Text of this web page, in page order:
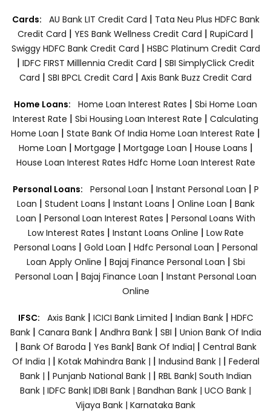
Cards: AU Bank LIT Credit Card | Tata Neu Plus HDFC Bank
Credit Card | YES Bank Wellness Credit Card | RupiCard |
Swiggy HDFC Bank Credit Card | HSBC Platinum Credit Card
| IDFC FIRST Milllennia Credit Card | SBI SimplyClick Credit
Card | SBI BPCL Credit Card | Axis Bank Buzz Credit Card
Home Loans: Home Loan Interest Rates | Sbi Home Loan
Interest Rate | Sbi Housing Loan Interest Rate | Calculating
Home Loan | State Bank Of India Home Loan Interest Rate |
Home Loan | Mortgage | Mortgage Loan | House Loans |
House Loan Interest Rates Hdfc Home Loan Interest Rate
Personal Loans: Personal Loan | Instant Personal Loan | P
Loan | Student Loans | Instant Loans | Online Loan | Bank
Loan | Personal Loan Interest Rates | Personal Loans With
Low Interest Rates | Instant Loans Online | Low Rate
Personal Loans | Gold Loan | Hdfc Personal Loan | Personal
Loan Apply Online | Bajaj Finance Personal Loan | Sbi
Personal Loan | Bajaj Finance Loan | Instant Personal Loan
Online
IFSC: Axis Bank | ICICI Bank Limited | Indian Bank | HDFC
Bank| Canara Bank | Andhra Bank| SBI | Union Bank Of India
| Bank Of Baroda | Yes Bank| Bank Of India| | Central Bank
Of India | | Kotak Mahindra Bank | | Indusind Bank | | Federal
Bank | | Punjanb National Bank | | RBL Bank| South Indian
Bank | IDFC Bank| IDBI Bank | Bandhan Bank | UCO Bank |
Vijaya Bank | Karnataka Bank